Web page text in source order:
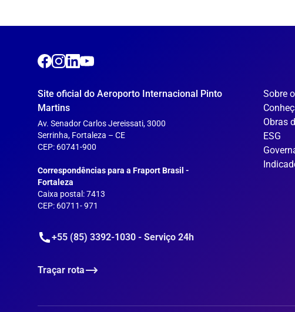
Site oficial do Aeroporto Internacional Pinto
Martins
Av. Senador Carlos Jereissati, 3000
Serrinha, Fortaleza – CE
CEP: 60741-900
Correspondências para a Fraport Brasil -
Fortaleza
Caixa postal: 7413
CEP: 60711- 971
+55 (85) 3392-1030 - Serviço 24h
Traçar rota
Sobre
Obras
ESG